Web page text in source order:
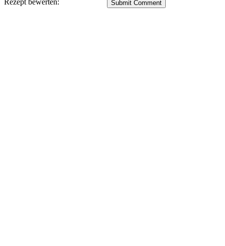
Submit Comment
Rezept bewerten: